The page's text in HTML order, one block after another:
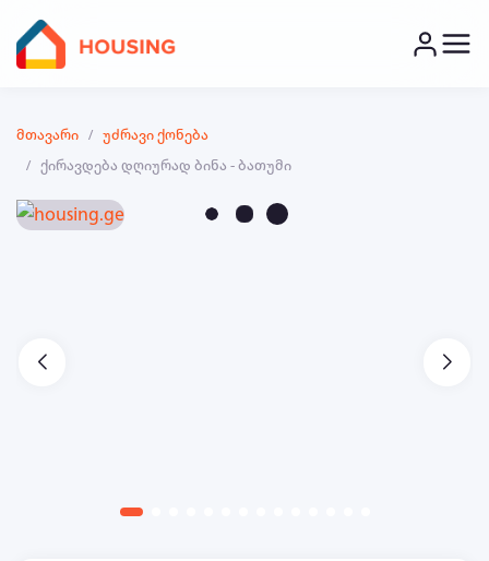
მთავარი
უძრავი ქონება
ქირავდება დღიურად ბინა - ბათუმი